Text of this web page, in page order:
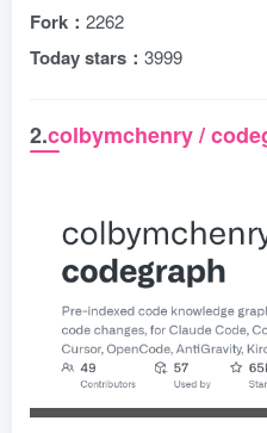
Fork： 2262
Today stars： 3999
2.colbymchenry /